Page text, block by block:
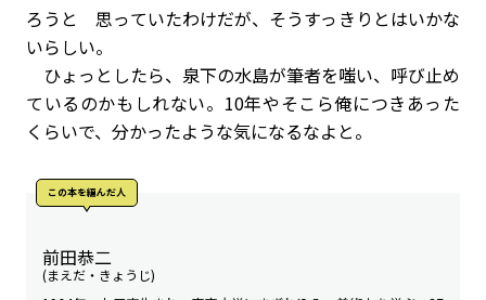
ろうと 思っていたわけだが、そうすっきりとはいかな
いらしい。
ひょっとしたら、泉下の水島が筆者を嗤い、呼び止め
ているのかもしれない。10年やそこら俺につきあった
くらいで、分かったような気になるなよと。
この本を編んだ人
前田恭二
(まえだ・きょうじ)